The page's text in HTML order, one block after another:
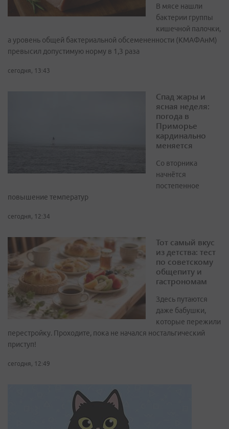
В мясе нашли
бактерии группы
кишечной палочки,
а уровень общей бактериальной обсемененности (КМАФАнМ)
превысил допустимую норму в 1,3 раза
сегодня, 13:43
Спад жары и
ясная неделя:
погода в
Приморье
кардинально
меняется
Со вторника
начнётся
постепенное
повышение температур
сегодня, 12:34
Тот самый вкус
из детства: тест
по советскому
общепиту и
гастрономам
Здесь путаются
даже бабушки,
которые пережили
перестройку. Проходите, пока не начался ностальгический
приступ!
сегодня, 12:49